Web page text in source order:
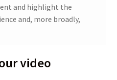
and highlight the
and, more broadly,
video